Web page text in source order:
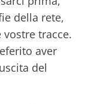
della rete,
tracce.
aver
del